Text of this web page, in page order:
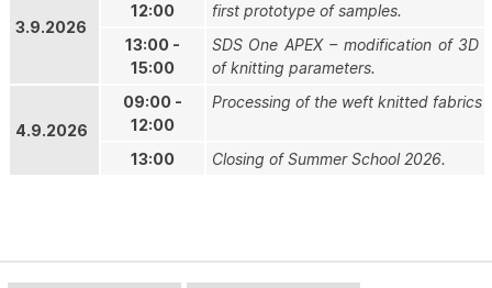
3.9.2026
12:00
first prototype of samples.
13:00 -
15:00
SDS One APEX – modification of 3D
of knitting parameters.
4.9.2026
09:00 -
12:00
Processing of the weft knitted fabrics
13:00 Closing of Summer School 2026.